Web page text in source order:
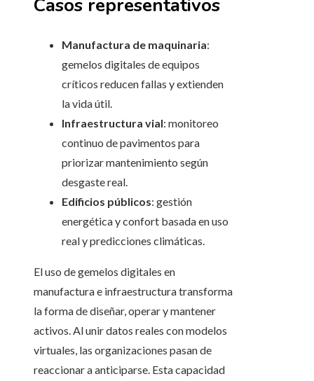
Casos representativos
Manufactura de maquinaria:
gemelos digitales de equipos
críticos reducen fallas y extienden
la vida útil.
Infraestructura vial: monitoreo
continuo de pavimentos para
priorizar mantenimiento según
desgaste real.
Edificios públicos: gestión
energética y confort basada en uso
real y predicciones climáticas.
El uso de gemelos digitales en
manufactura e infraestructura transforma
la forma de diseñar, operar y mantener
activos. Al unir datos reales con modelos
virtuales, las organizaciones pasan de
reaccionar a anticiparse. Esta capacidad